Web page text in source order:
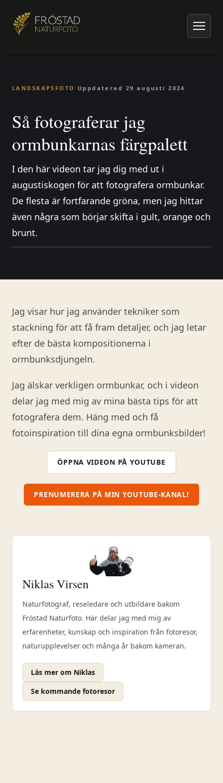
Artiklar om naturfoto
Landskapsfoto
Så fotograferar jag ormbunkarnas färgpalett
LANDSKAPSFOTO · Uppdaterad 29 augusti 2024
Så fotograferar jag
ormbunkarnas färgpalett
I den här videon tar jag dig med ut i
augustiskogen för att fotografera ormbunkar.
De flesta är fortfarande gröna, men jag hittar
även några som börjar skifta i gult, orange och
brunt.
Jag visar hur jag använder tekniker som
stackning för att få fram detaljer, och jag letar
efter de bästa kompositionerna i
ormbunksdjungeln.
Jag älskar verkligen ormbunkar, och i videon
delar jag med mig av mina bästa tips för att
fotografera dem. Häng med och få
fotoinspiration till dina egna ormbunksbilder!
ÖPPNA VIDEON PÅ YOUTUBE
PRENUMERERA PÅ MIN YOUTUBE-KANAL!
Niklas Virsen
Naturfotograf, reseledare och utbildare bakom
Fröstad Naturfoto. Här delar jag med mig av
erfarenheter, kunskap och inspiration från fotoresor,
naturupplevelser och många år bakom kameran.
Läs mer om Niklas
Se kommande fotoresor